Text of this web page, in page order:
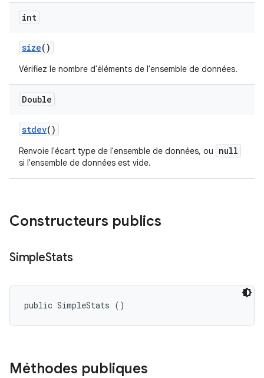
int
size()
Vérifiez le nombre d'éléments de l'ensemble de données.
Double
stdev()
Renvoie l'écart type de l'ensemble de données, ou null
si l'ensemble de données est vide.
Constructeurs publics
SimpleStats
public SimpleStats ()
Méthodes publiques